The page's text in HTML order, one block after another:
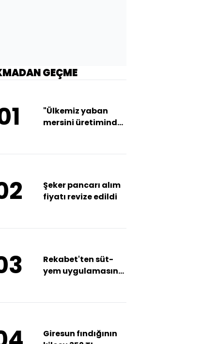
GEÇME
"Ülkemiz yaban
mersini üretiminde
Şeker pancarı alım
fiyatı revize edildi
Rekabet'ten süt-
yem uygulamasına
Giresun fındığının